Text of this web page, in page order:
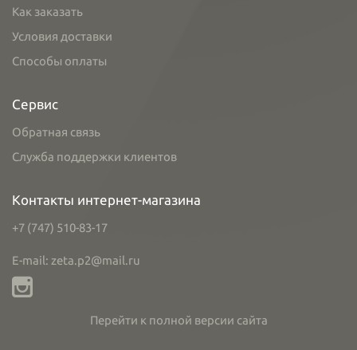
Как заказать
Условия доставки
Способы оплаты
Сервис
Обратная связь
Служба поддержки клиентов
Контакты интернет-магазина
+7 (747) 510-83-17
E-mail: zeta.p2@mail.ru
Перейти к полной версии сайта